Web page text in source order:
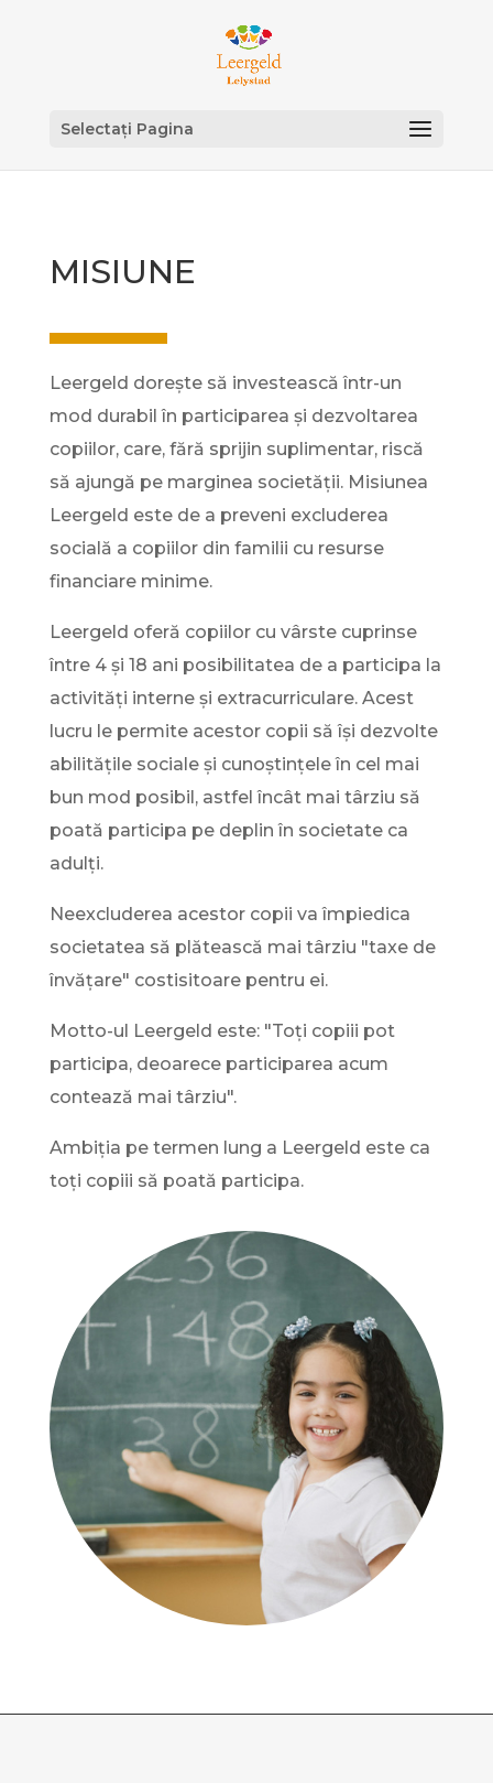
Selectați Pagina
MISIUNE
Leergeld dorește să investească într-un
mod durabil în participarea și dezvoltarea
copiilor, care, fără sprijin suplimentar, riscă
să ajungă pe marginea societății. Misiunea
Leergeld este de a preveni excluderea
socială a copiilor din familii cu resurse
financiare minime.
Leergeld oferă copiilor cu vârste cuprinse
între 4 și 18 ani posibilitatea de a participa la
activități interne și extracurriculare. Acest
lucru le permite acestor copii să își dezvolte
abilitățile sociale și cunoștințele în cel mai
bun mod posibil, astfel încât mai târziu să
poată participa pe deplin în societate ca
adulți.
Neexcluderea acestor copii va împiedica
societatea să plătească mai târziu "taxe de
învățare" costisitoare pentru ei.
Motto-ul Leergeld este: "Toți copiii pot
participa, deoarece participarea acum
contează mai târziu".
Ambiția pe termen lung a Leergeld este ca
toți copiii să poată participa.